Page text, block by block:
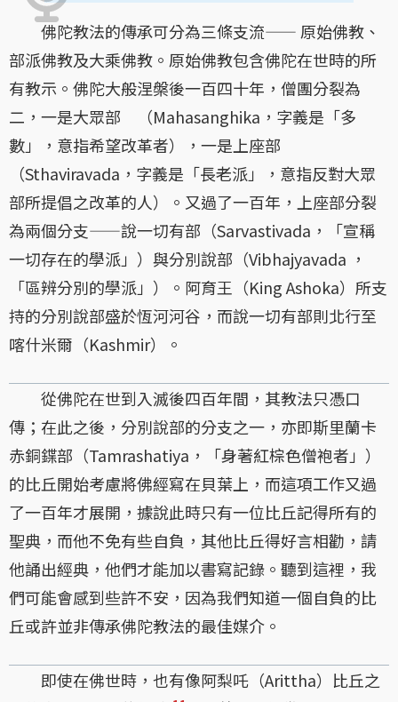
佛陀教法的傳承可分為三條支流—— 原始佛教、
部派佛教及大乘佛教。原始佛教包含佛陀在世時的所
有教示。佛陀大般涅槃後一百四十年，僧團分裂為
二，一是大眾部 （Mahasanghika，字義是「多
數」，意指希望改革者），一是上座部
（Sthaviravada，字義是「長老派」，意指反對大眾
部所提倡之改革的人）。又過了一百年，上座部分裂
為兩個分支——說一切有部（Sarvastivada，「宣稱
一切存在的學派」）與分別說部（Vibhajyavada ，
「區辨分別的學派」）。阿育王（King Ashoka）所支
持的分別說部盛於恆河河谷，而說一切有部則北行至
喀什米爾（Kashmir）。
從佛陀在世到入滅後四百年間，其教法只憑口
傳；在此之後，分別說部的分支之一，亦即斯里蘭卡
赤銅鍱部（Tamrashatiya，「身著紅棕色僧袍者」）
的比丘開始考慮將佛經寫在貝葉上，而這項工作又過
了一百年才展開，據說此時只有一位比丘記得所有的
聖典，而他不免有些自負，其他比丘得好言相勸，請
他誦出經典，他們才能加以書寫記錄。聽到這裡，我
們可能會感到些許不安，因為我們知道一個自負的比
丘或許並非傳承佛陀教法的最佳媒介。
即使在佛世時，也有像阿梨吒（Arittha）比丘之